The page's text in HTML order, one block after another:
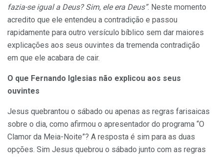
fazia-se igual a Deus? Sim, ele era Deus”. Neste momento
acredito que ele entendeu a contradição e passou
rapidamente para outro versículo bíblico sem dar maiores
explicações aos seus ouvintes da tremenda contradição
em que ele acabara de cair.
O que Fernando Iglesias não explicou aos seus
ouvintes
Jesus quebrantou o sábado ou apenas as regras farisaicas
sobre o dia, como afirmou o apresentador do programa “O
Clamor da Meia-Noite”? A resposta é sim para as duas
opções. Sim Jesus quebrou o sábado junto com as regras